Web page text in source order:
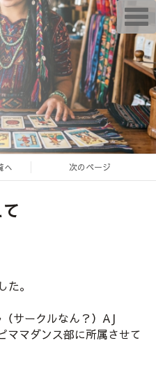
へ 次のページ
。
サークルなん？）AJ
ママダンス部に所属させて
T
o
g
g
l
e
n
v
i
g
a
t
i